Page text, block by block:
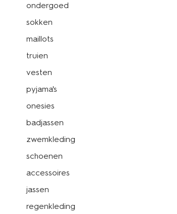
ondergoed
sokken
maillots
truien
vesten
pyjama's
onesies
badjassen
zwemkleding
schoenen
accessoires
jassen
regenkleding